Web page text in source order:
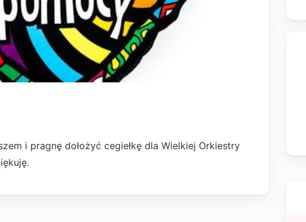
i pragnę dołożyć cegiełkę dla Wielkiej Orkiestry